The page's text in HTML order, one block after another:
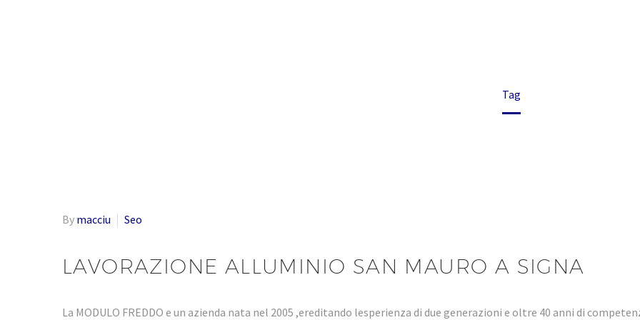
Tag
By macciu Seo
LAVORAZIONE ALLUMINIO SAN MAURO A SIGNA
La MODULO FREDDO e un azienda nata nel 2005 ,ereditando lesperienza di due generazioni e oltre 40 anni di